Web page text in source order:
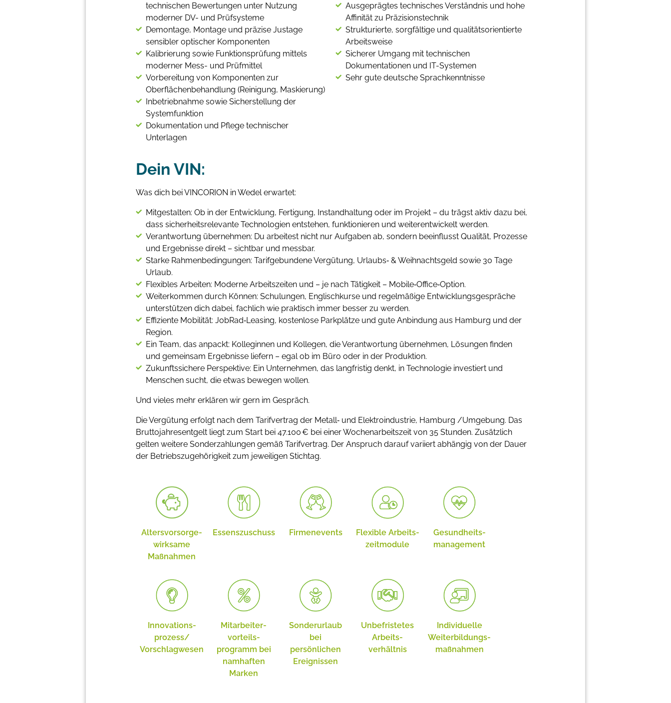
technischen Bewertungen unter Nutzung
moderner DV- und Prüfsysteme
Demontage, Montage und präzise Justage
sensibler optischer Komponenten
Kalibrierung sowie Funktionsprüfung mittels
moderner Mess- und Prüfmittel
Vorbereitung von Komponenten zur
Oberflächenbehandlung (Reinigung, Maskierung)
Inbetriebnahme sowie Sicherstellung der
Systemfunktion
Dokumentation und Pflege technischer
Unterlagen
Ausgeprägtes technisches Verständnis und hohe
Affinität zu Präzisionstechnik
Strukturierte, sorgfältige und qualitätsorientierte
Arbeitsweise
Sicherer Umgang mit technischen
Dokumentationen und IT-Systemen
Sehr gute deutsche Sprachkenntnisse
Dein VIN:
Was dich bei VINCORION in Wedel erwartet:
Mitgestalten: Ob in der Entwicklung, Fertigung, Instandhaltung oder im Projekt – du trägst aktiv dazu bei,
dass sicherheitsrelevante Technologien entstehen, funktionieren und weiterentwickelt werden.
Verantwortung übernehmen: Du arbeitest nicht nur Aufgaben ab, sondern beeinflusst Qualität, Prozesse
und Ergebnisse direkt – sichtbar und messbar.
Starke Rahmenbedingungen: Tarifgebundene Vergütung, Urlaubs‑ & Weihnachtsgeld sowie 30 Tage
Urlaub.
Flexibles Arbeiten: Moderne Arbeitszeiten und – je nach Tätigkeit – Mobile‑Office‑Option.
Weiterkommen durch Können: Schulungen, Englischkurse und regelmäßige Entwicklungsgespräche
unterstützen dich dabei, fachlich wie praktisch immer besser zu werden.
Effiziente Mobilität: JobRad‑Leasing, kostenlose Parkplätze und gute Anbindung aus Hamburg und der
Region.
Ein Team, das anpackt: Kolleginnen und Kollegen, die Verantwortung übernehmen, Lösungen finden
und gemeinsam Ergebnisse liefern – egal ob im Büro oder in der Produktion.
Zukunftssichere Perspektive: Ein Unternehmen, das langfristig denkt, in Technologie investiert und
Menschen sucht, die etwas bewegen wollen.
Und vieles mehr erklären wir gern im Gespräch.
Die Vergütung erfolgt nach dem Tarifvertrag der Metall‑ und Elektroindustrie, Hamburg /Umgebung. Das
Bruttojahresentgelt liegt zum Start bei 47.100 € bei einer Wochenarbeitszeit von 35 Stunden. Zusätzlich
gelten weitere Sonderzahlungen gemäß Tarifvertrag. Der Anspruch darauf variiert abhängig von der Dauer
der Betriebszugehörigkeit zum jeweiligen Stichtag.
Altersvor­sorge­
wirksame
Maßnahmen
Essens­zuschuss Firmen­events
Flexible Arbeits­
zeitmodule
Gesundheits­
management
Innovations­
prozess/
Vorschlagwesen
Mitarbeiter­
vorteils­
programm bei
namhaften
Marken
Sonderurlaub
bei
persönlichen
Ereignissen
Unbefristetes
Arbeits­
verhältnis
Individuelle
Weiterbildungs­
maßnahmen